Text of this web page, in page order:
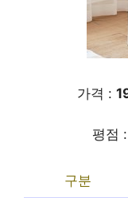
가격 :
평점
구분